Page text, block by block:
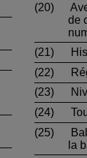
(20)
de
(21)
(22)
(23)
(24)
(25)
la